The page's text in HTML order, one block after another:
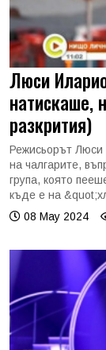
Люси
натискаше,
разкрития)
Режисьорът Люси
на чалгарите,
група, която
къде е на
08 May 2024